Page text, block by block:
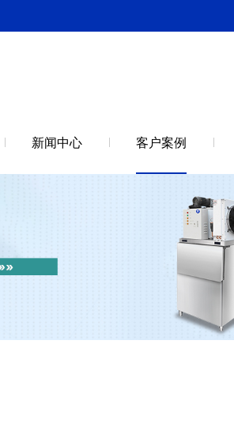
新闻中心 客户案例